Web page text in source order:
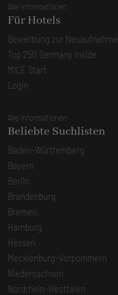
Alle Informationen
Für Hotels
Bewerbung zur Neuaufnahme
Top 250 Germany Inside
MICE Start
Login
Alle Informationen
Beliebte Suchlisten
Baden-Württemberg
Bayern
Berlin
Brandenburg
Bremen
Hamburg
Hessen
Mecklenburg-Vorpommern
Niedersachsen
Nordrhein-Westfalen